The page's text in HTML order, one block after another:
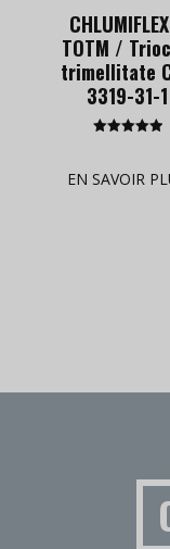
TOTM /
trimellitate
3319-31-1
EN SAVOIR